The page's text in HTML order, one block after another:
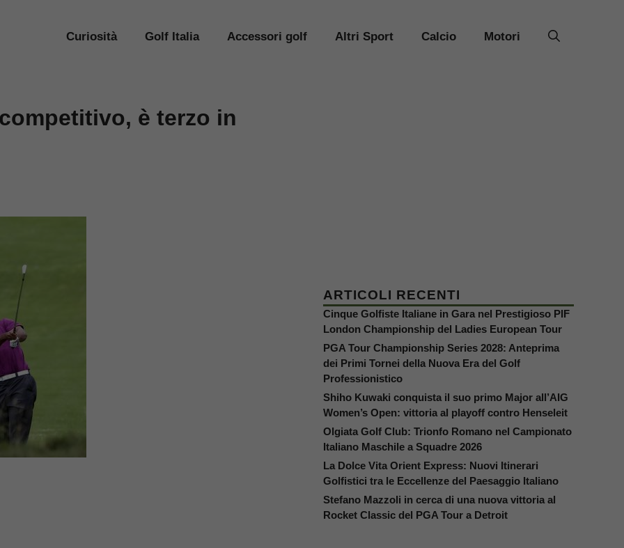
Curiosità Golf Italia Accessori golf Altri Sport Calcio Motori
è terzo in
ARTICOLI RECENTI
Cinque Golfiste Italiane in Gara nel Prestigioso PIF
London Championship del Ladies European Tour
PGA Tour Championship Series 2028: Anteprima
dei Primi Tornei della Nuova Era del Golf
Professionistico
Shiho Kuwaki conquista il suo primo Major all’AIG
Women’s Open: vittoria al playoff contro Henseleit
Olgiata Golf Club: Trionfo Romano nel Campionato
Italiano Maschile a Squadre 2026
La Dolce Vita Orient Express: Nuovi Itinerari
Golfistici tra le Eccellenze del Paesaggio Italiano
Stefano Mazzoli in cerca di una nuova vittoria al
Rocket Classic del PGA Tour a Detroit